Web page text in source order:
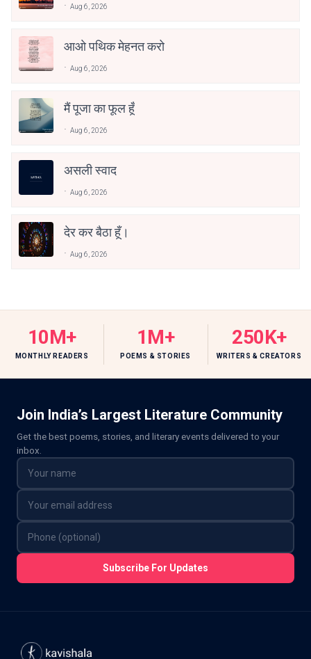
Aug 6, 2026
आओ पथिक मेहनत करो
Aug 6, 2026
मैं पूजा का फूल हूँ
Aug 6, 2026
असली स्वाद
Aug 6, 2026
देर कर बैठा हूँ।
Aug 6, 2026
10M+
MONTHLY READERS
1M+
POEMS & STORIES
250K+
WRITERS & CREATORS
Join India’s Largest Literature Community
Get the best poems, stories, and literary events delivered to your
inbox.
Subscribe For Updates